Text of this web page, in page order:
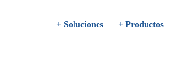
+ Soluciones + Productos